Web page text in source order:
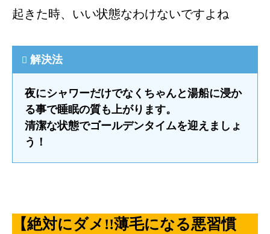
起きた時、いい状態なわけないですよね
解決法
夜にシャワーだけでなくちゃんと湯船に浸か
る事で睡眠の質も上がります。
清潔な状態でゴールデンタイムを迎えましょ
う！
【絶対にダメ!!薄毛になる悪習慣